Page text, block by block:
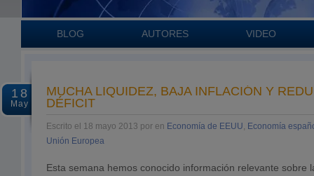
BLOG AUTORES VIDEO
18
May
MUCHA LIQUIDEZ, BAJA INFLACIÓN Y
DÉFICIT
Escrito el 18 mayo 2013 por en Economía de EEUU, Economía
Unión Europea
Esta semana hemos conocido información relevante sobre